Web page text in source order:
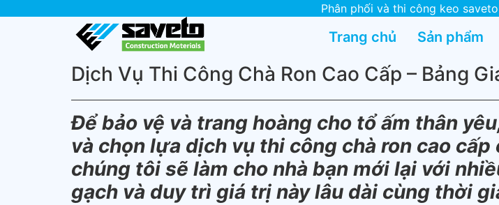
Phân phối và thi công keo
Trang chủ Sản phẩm
Dịch Vụ Thi Công Chà Ron Cao Cấp – Bảng
Để bảo vệ và trang hoàng cho tổ ấm thân
và chọn lựa dịch vụ thi công chà ron cao
chúng tôi sẽ làm cho nhà bạn mới lại với
gạch và duy trì giá trị này lâu dài cùng thời